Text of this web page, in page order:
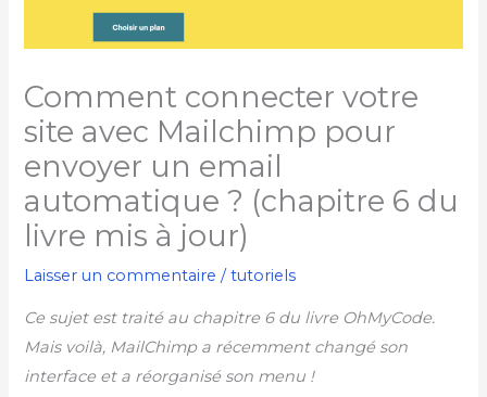
Comment connecter votre
site avec Mailchimp pour
envoyer un email
automatique ? (chapitre 6 du
livre mis à jour)
Laisser un commentaire /tutoriels
Ce sujet est traité au chapitre 6 du livre OhMyCode.
Mais voilà, MailChimp a récemment changé son
interface et a réorganisé son menu !